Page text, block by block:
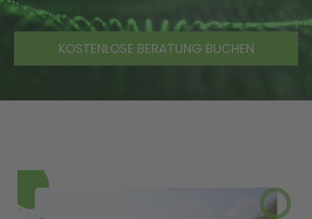
KOSTENLOSE BERATUNG BUCHEN